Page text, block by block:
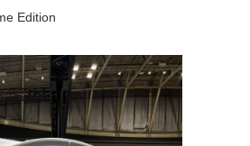
Edition